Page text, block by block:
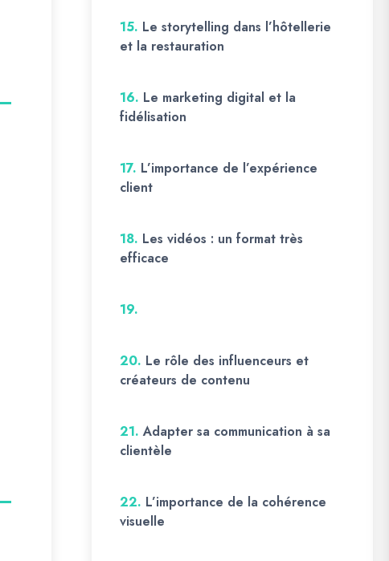
15. Le storytelling dans l’hôtellerie
et la restauration
16. Le marketing digital et la
fidélisation
17. L’importance de l’expérience
client
18. Les vidéos : un format très
efficace
19.
20. Le rôle des influenceurs et
créateurs de contenu
21. Adapter sa communication à sa
clientèle
22. L’importance de la cohérence
visuelle